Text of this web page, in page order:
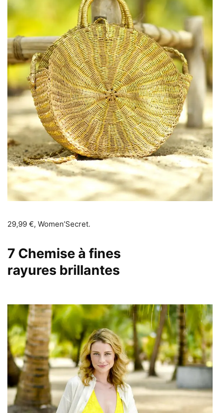
29,99 €, Women’Secret.
7 Chemise à fines
rayures brillantes